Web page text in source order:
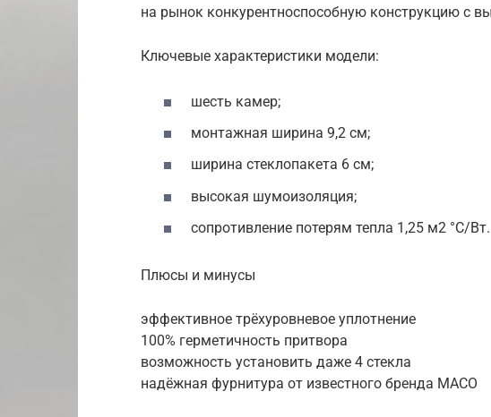
на рынок конкурентноспособную конструкцию с
Ключевые характеристики модели:
шесть камер;
монтажная ширина 9,2 см;
ширина стеклопакета 6 см;
высокая шумоизоляция;
сопротивление потерям тепла 1,25 м2 °C/Вт.
Плюсы и минусы
эффективное трёхуровневое уплотнение
100% герметичность притвора
возможность установить даже 4 стекла
надёжная фурнитура от известного бренда MACO